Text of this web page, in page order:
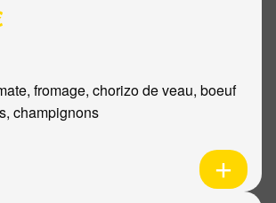
fromage, chorizo de veau, boeuf
champignons